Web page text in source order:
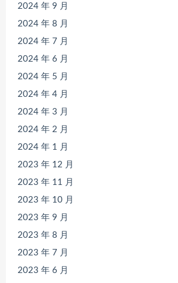
2024 年 9 月
2024 年 8 月
2024 年 7 月
2024 年 6 月
2024 年 5 月
2024 年 4 月
2024 年 3 月
2024 年 2 月
2024 年 1 月
2023 年 12 月
2023 年 11 月
2023 年 10 月
2023 年 9 月
2023 年 8 月
2023 年 7 月
2023 年 6 月